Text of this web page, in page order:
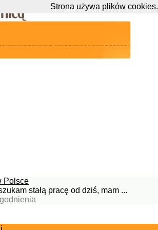
Polsce
stałą pracę od dziś, mam ...
Strona używa plików cookies.